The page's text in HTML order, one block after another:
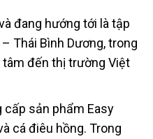
đang hướng tới là tập
Thái Bình Dương, trong
đến thị trường Việt
cấp sản phẩm Easy
cá điêu hồng. Trong